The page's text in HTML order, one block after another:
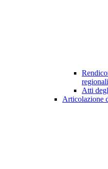
Atti
Articolazione